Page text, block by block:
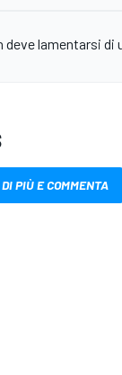
deve lamentarsi di
PIÙ E COMMENTA